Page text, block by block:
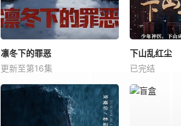
凛冬下的罪恶
更新至第16集
下山乱红尘
已完结